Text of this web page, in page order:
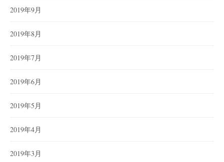
2019年9月
2019年8月
2019年7月
2019年6月
2019年5月
2019年4月
2019年3月